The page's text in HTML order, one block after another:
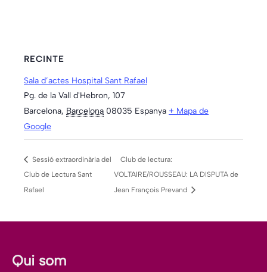
RECINTE
Sala d’actes Hospital Sant Rafael
Pg. de la Vall d'Hebron, 107
Barcelona, Barcelona 08035 Espanya + Mapa de
Google
Sessió extraordinària del
Club de Lectura Sant
Rafael
Club de lectura:
VOLTAIRE/ROUSSEAU: LA DISPUTA de
Jean François Prevand
Qui som